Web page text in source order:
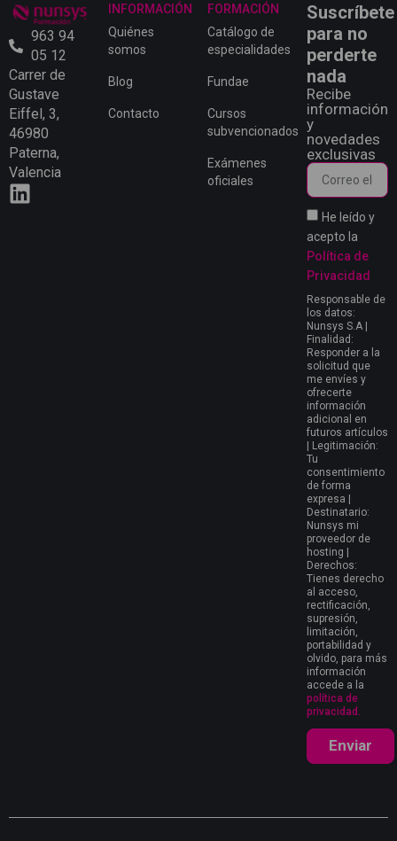
963 94
05 12
Carrer de
Gustave
Eiffel, 3,
46980
Paterna,
Valencia
INFORMACIÓN
Quiénes
somos
Blog
Contacto
FORMACIÓN
Catálogo de
especialidades
Fundae
Cursos
subvencionados
Exámenes
oficiales
Suscríbete
para no
perderte
nada
Recibe
información
y
novedades
exclusivas
He leído y
acepto la
Política de
Privacidad
Responsable de
los datos:
Nunsys S.A |
Finalidad:
Responder a la
solicitud que
me envíes y
ofrecerte
información
adicional en
futuros artículos
| Legitimación:
Tu
consentimiento
de forma
expresa |
Destinatario:
Nunsys mi
proveedor de
hosting |
Derechos:
Tienes derecho
al acceso,
rectificación,
supresión,
limitación,
portabilidad y
olvido, para más
información
accede a la
política de
privacidad.
Enviar